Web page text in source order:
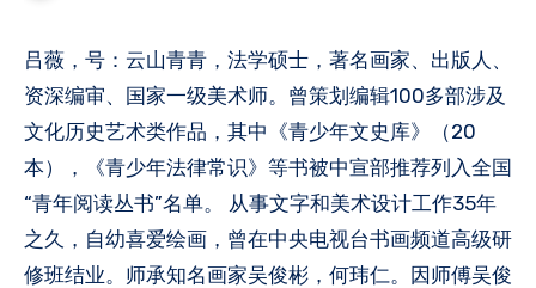
吕薇，号：云山青青，法学硕士，著名画家、出版人、
资深编审、国家一级美术师。曾策划编辑100多部涉及
文化历史艺术类作品，其中《青少年文史库》（20
本），《青少年法律常识》等书被中宣部推荐列入全国
“青年阅读丛书”名单。 从事文字和美术设计工作35年
之久，自幼喜爱绘画，曾在中央电视台书画频道高级研
修班结业。师承知名画家吴俊彬，何玮仁。因师傅吴俊